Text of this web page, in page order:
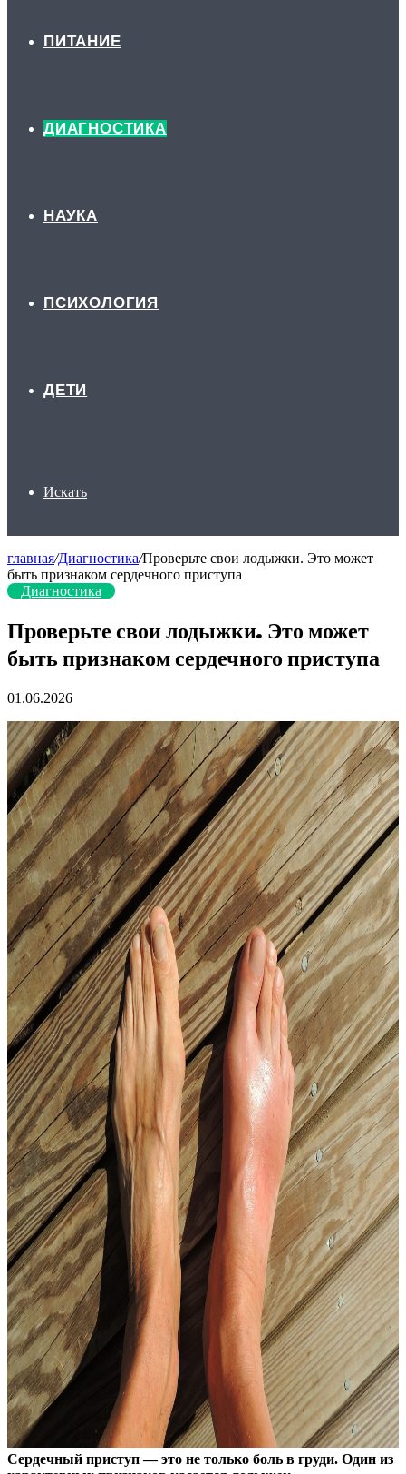
ПИТАНИЕ
ДИАГНОСТИКА
НАУКА
ПСИХОЛОГИЯ
ДЕТИ
Искать
главная/Диагностика/Проверьте свои лодыжки. Это может
быть признаком сердечного приступа
Диагностика
Проверьте свои лодыжки. Это может
быть признаком сердечного приступа
01.06.2026
Сердечный приступ — это не только боль в груди. Один из